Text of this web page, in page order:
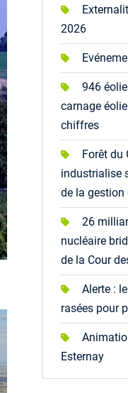
2026
946
carnage
chiffres
Forêt du
industrialise
de la gestion
26
nucléaire
de la Cour
Alerte :
rasées pour
Esternay